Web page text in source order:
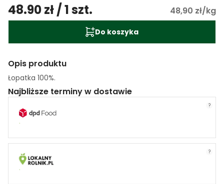
48.90 zł / 1 szt. 48,90 zł/kg
Do koszyka
Opis produktu
Łopatka 100%.
Najbliższe terminy w dostawie
?
?